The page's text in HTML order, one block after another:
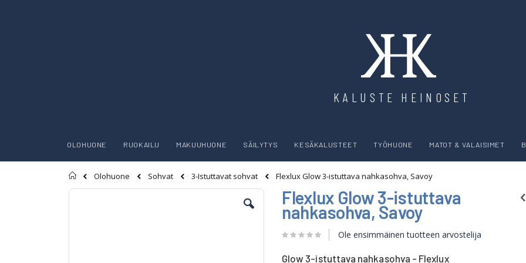
KALUSTE HEINOSET
OLOHUONE RUOKAILU MAKUUHUONE SÄILYTYS KESÄKALUSTEET TYÖHUONE MATOT & VALAISIMET
Etusivu
Olohuone Sohvat 3-Istuttavat sohvat
Flexlux Glow 3-istuttava nahkasohva, Savoy
Skip
Flexlux Glow 3-istuttava
nahkasohva, Savoy
Ole ensimmäinen tuotteen arvostelija
Glow 3-istuttava nahkasohva - Flexlux